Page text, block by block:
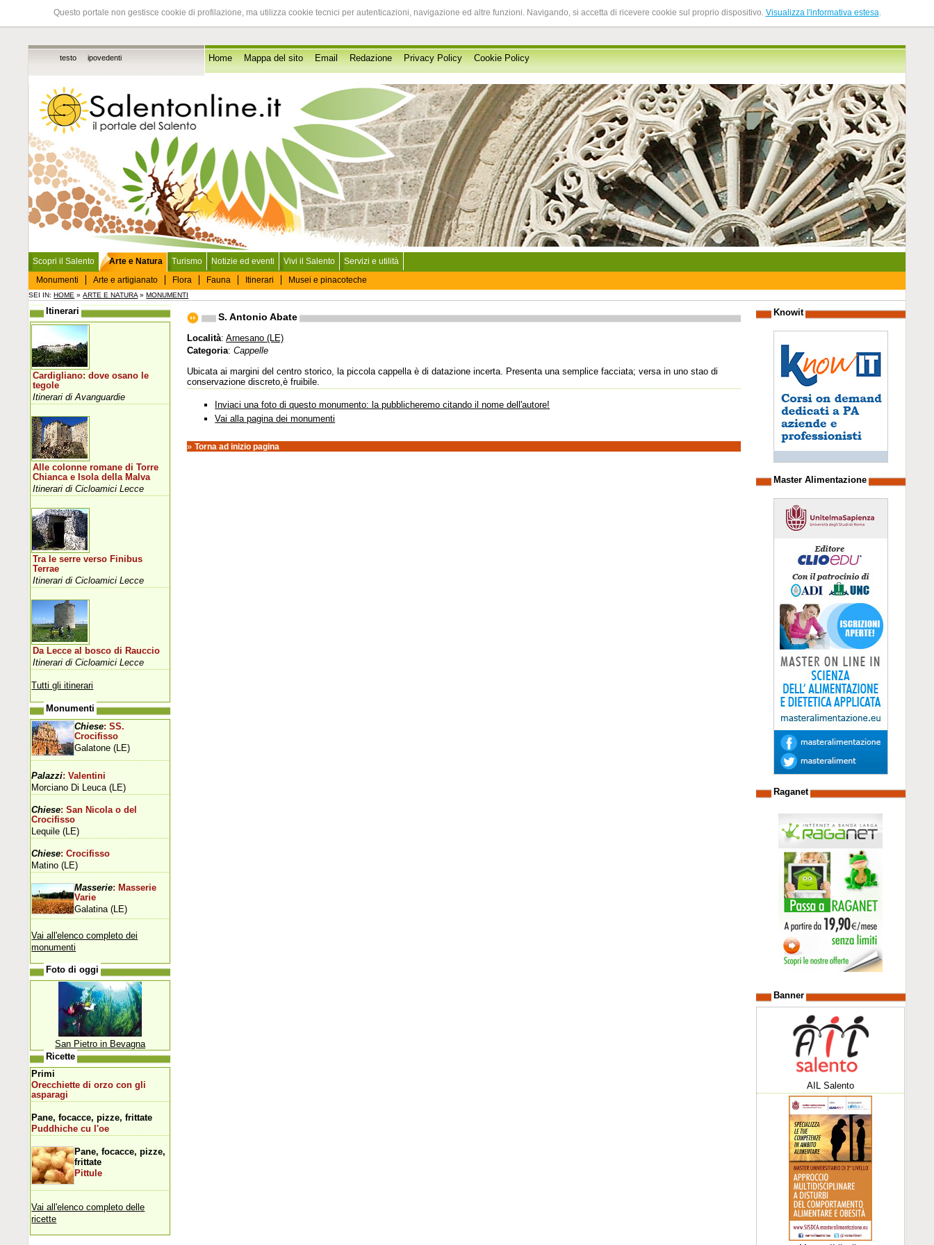
Questo portale non gestisce cookie di profilazione, ma utilizza cookie tecnici per autenticazioni, navigazione ed altre funzioni. Navigando, si accetta di ricevere cookie sul proprio dispositivo. Visualizza l'informativa estesa.
testo ipovedenti Home Mappa del sito Email Redazione Privacy Policy Cookie Policy
Scopri il Salento
Arte e Natura
Monumenti
Arte e artigianato Flora Fauna Itinerari Musei e pinacoteche
Turismo Notizie ed eventi Vivi il Salento Servizi e utilità
SEI IN:HOME »ARTE E NATURA »MONUMENTI
S. Antonio Abate
Località:Arnesano (LE)
Categoria:Cappelle
Ubicata ai margini del centro storico, la piccola cappella è di datazione incerta. Presenta una semplice facciata; versa in uno stao di
conservazione discreto,è fruibile.
Inviaci una foto di questo monumento: la pubblicheremo citando il nome dell'autore!
Vai alla pagina dei monumenti
»Torna ad inizio pagina
Itinerari
Cardigliano: dove osano le
tegole
Itinerari di Avanguardie
Alle colonne romane di Torre
Chianca e Isola della Malva
Itinerari di Cicloamici Lecce
Tra le serre verso Finibus
Terrae
Itinerari di Cicloamici Lecce
Da Lecce al bosco di Rauccio
Itinerari di Cicloamici Lecce
Tutti gli itinerari
Monumenti
Chiese: SS.
Crocifisso
Galatone (LE)
Palazzi: Valentini
Morciano Di Leuca (LE)
Chiese: San Nicola o del
Crocifisso
Lequile (LE)
Chiese: Crocifisso
Matino (LE)
Masserie: Masserie
Varie
Galatina (LE)
Vai all'elenco completo dei
monumenti
Foto di oggi
San Pietro in Bevagna
Ricette
Primi
Orecchiette di orzo con gli
asparagi
Pane, focacce, pizze, frittate
Puddhiche cu l'oe
Pane, focacce, pizze,
frittate
Pittule
Vai all'elenco completo delle
ricette
Knowit
Master Alimentazione
Raganet
Banner
AIL Salento